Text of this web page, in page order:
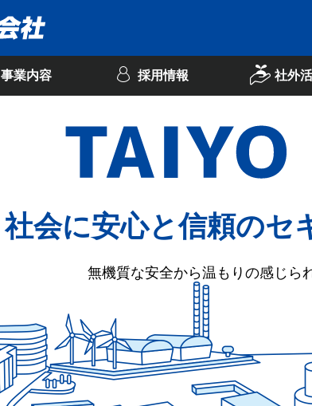
事業内容 採用情報 社外
社会に安心と信頼のセ
無機質な安全から温もりの感じら